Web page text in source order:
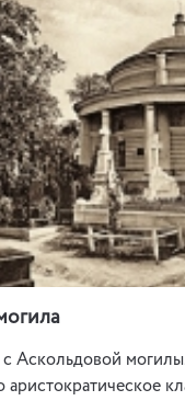
Аскольдовой
аристократическое